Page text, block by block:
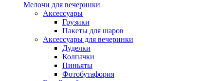
Мелочи для вечеринки
Аксессуары
Грузики
Пакеты для шаров
Аксессуары для вечеринки
Дуделки
Колпачки
Пиньяты
Фотобутафория